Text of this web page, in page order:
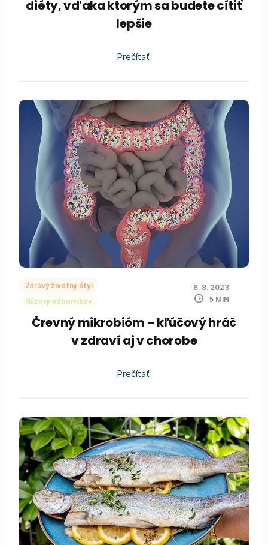
diéty, vďaka ktorým sa budete cítiť
lepšie
Prečítať
Zdravý životný štýl
Názory odborníkov
8. 8. 2023
5 MIN
Črevný mikrobióm – kľúčový hráč
v zdraví aj v chorobe
Prečítať